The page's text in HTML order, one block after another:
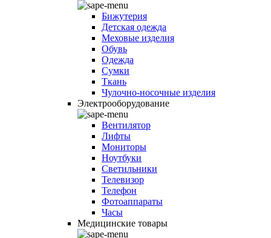
Бижутерия
Детская одежда
Меховые изделия
Обувь
Одежда
Сумки
Ткань
Чулочно-носочные изделия
Электрооборудование
Вентилятор
Лифты
Мониторы
Ноутбуки
Светильники
Телевизор
Телефон
Фотоаппараты
Часы
Медицинские товары